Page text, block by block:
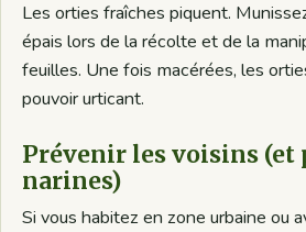
Les orties fraîches piquent.
épais lors de la récolte et de la
feuilles. Une fois macérées, les
pouvoir urticant.
Prévenir les voisins (et
narines)
Si vous habitez en zone urbaine ou